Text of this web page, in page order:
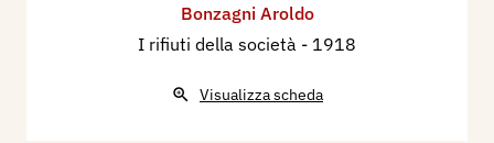
Bonzagni Aroldo
I rifiuti della società - 1918
Visualizza scheda